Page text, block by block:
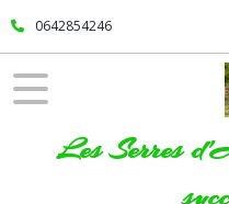
0642854246
Les Serres